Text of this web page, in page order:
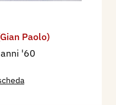
Paolo)
'60